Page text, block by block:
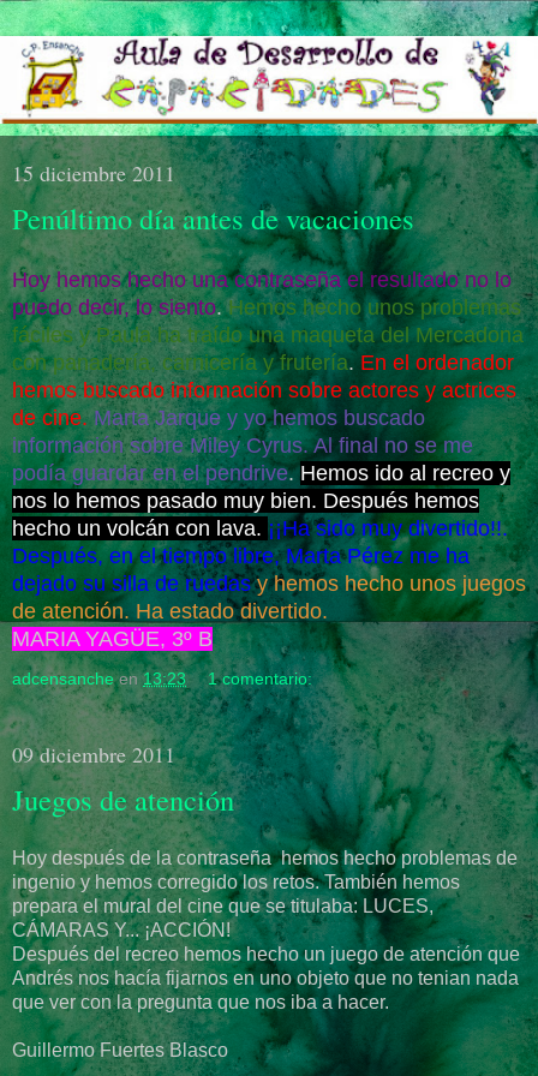
15 diciembre 2011
Penúltimo día antes de vacaciones
Hoy hemos hecho una contraseña el resultado no lo
puedo decir, lo siento.Hemos hecho unos problemas
fáciles y Paula ha traído una maqueta del Mercadona
con panadería, carnicería y frutería. En el ordenador
hemos buscado información sobre actores y actrices
de cine. Marta Jarque y yo hemos buscado
información sobre Miley Cyrus. Al final no se me
podía guardar en el pendrive.Hemos ido al recreo y
nos lo hemos pasado muy bien. Después hemos
hecho un volcán con lava. ¡¡Ha sido muy divertido!!.
Después, en el tiempo libre, Marta Pérez me ha
dejado su silla de ruedas y hemos hecho unos juegos
de atención. Ha estado divertido.
MARIA YAGÜE, 3º B
adcensanche en13:23 1 comentario:
09 diciembre 2011
Juegos de atención
Hoy después de la contraseña hemos hecho problemas de
ingenio y hemos corregido los retos. También hemos
prepara el mural del cine que se titulaba: LUCES,
CÁMARAS Y... ¡ACCIÓN!
Después del recreo hemos hecho un juego de atención que
Andrés nos hacía fijarnos en uno objeto que no tenian nada
que ver con la pregunta que nos iba a hacer.
Guillermo Fuertes Blasco